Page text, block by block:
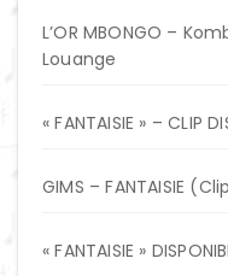
L’OR MBONGO –
Louange
« FANTAISIE » – CLIP
GIMS – FANTAISIE
« FANTAISIE »